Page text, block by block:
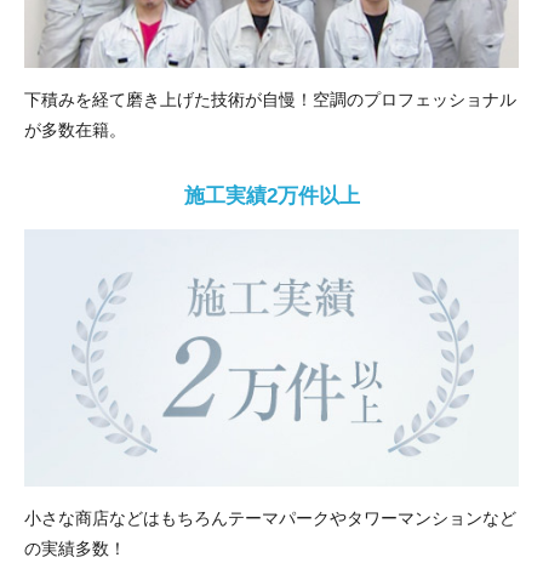
下積みを経て磨き上げた技術が自慢！空調のプロフェッショナル
が多数在籍。
施工実績2万件以上
小さな商店などはもちろんテーマパークやタワーマンションなど
の実績多数！